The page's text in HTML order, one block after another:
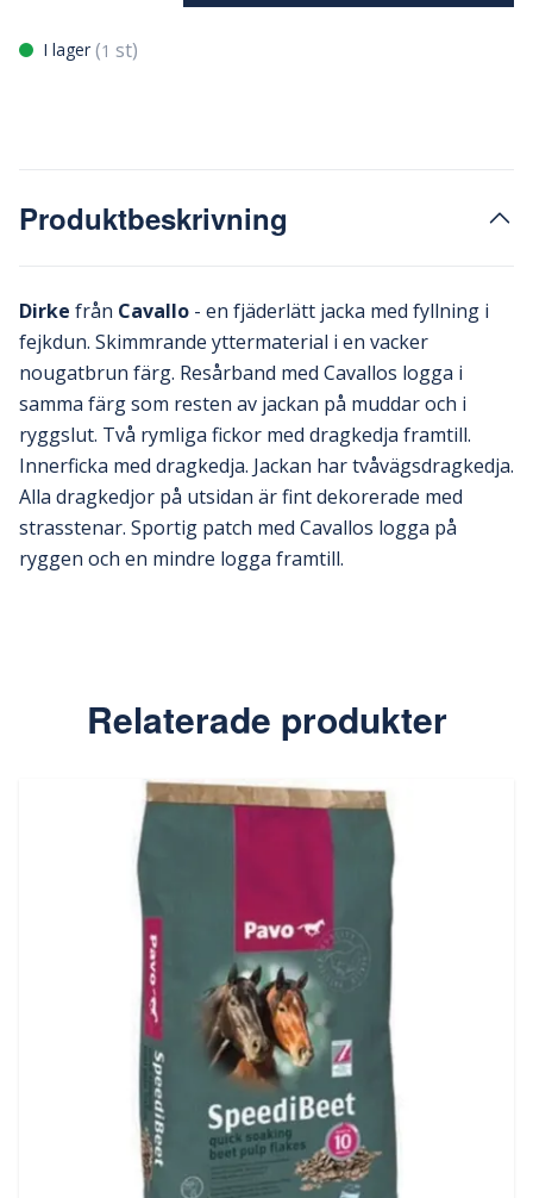
I lager (1 st)
Produktbeskrivning
Dirke från Cavallo - en fjäderlätt jacka med fyllning i
fejkdun. Skimmrande yttermaterial i en vacker
nougatbrun färg. Resårband med Cavallos logga i
samma färg som resten av jackan på muddar och i
ryggslut. Två rymliga fickor med dragkedja framtill.
Innerficka med dragkedja. Jackan har tvåvägsdragkedja.
Alla dragkedjor på utsidan är fint dekorerade med
strasstenar. Sportig patch med Cavallos logga på
ryggen och en mindre logga framtill.
Relaterade produkter